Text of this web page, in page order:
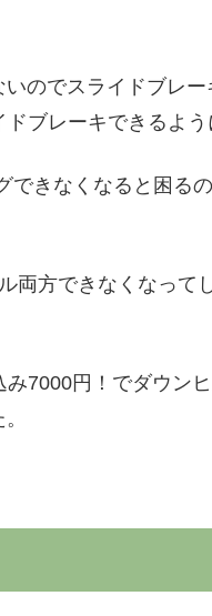
のでスライドブレ
ブレーキできるよう
きなくなると困る
両方できなくなって
7000円！でダウン